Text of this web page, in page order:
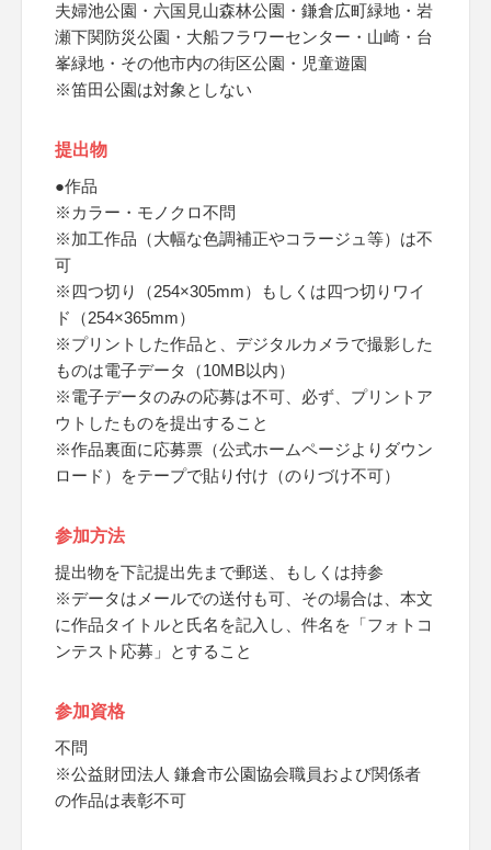
夫婦池公園・六国見山森林公園・鎌倉広町緑地・岩
瀬下関防災公園・大船フラワーセンター・山崎・台
峯緑地・その他市内の街区公園・児童遊園
※笛田公園は対象としない
提出物
●作品
※カラー・モノクロ不問
※加工作品（大幅な色調補正やコラージュ等）は不
可
※四つ切り（254×305mm）もしくは四つ切りワイ
ド（254×365mm）
※プリントした作品と、デジタルカメラで撮影した
ものは電子データ（10MB以内）
※電子データのみの応募は不可、必ず、プリントア
ウトしたものを提出すること
※作品裏面に応募票（公式ホームページよりダウン
ロード）をテープで貼り付け（のりづけ不可）
参加方法
提出物を下記提出先まで郵送、もしくは持参
※データはメールでの送付も可、その場合は、本文
に作品タイトルと氏名を記入し、件名を「フォトコ
ンテスト応募」とすること
参加資格
不問
※公益財団法人 鎌倉市公園協会職員および関係者
の作品は表彰不可